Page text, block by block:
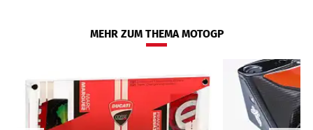
MEHR ZUM THEMA MOTOGP